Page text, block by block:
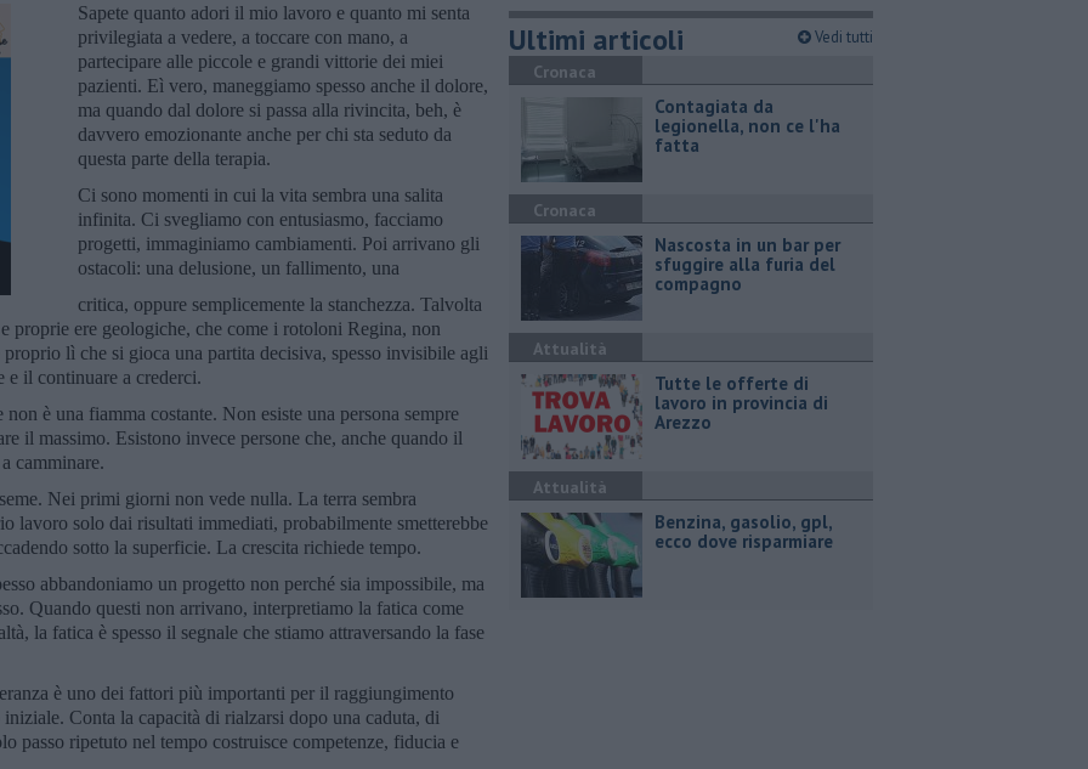
Sapete quanto adori il mio lavoro e quanto mi senta
privilegiata a vedere, a toccare con mano, a
partecipare alle piccole e grandi vittorie dei miei
pazienti. Eì vero, maneggiamo spesso anche il dolore,
ma quando dal dolore si passa alla rivincita, beh, è
davvero emozionante anche per chi sta seduto da
questa parte della terapia.
Ci sono momenti in cui la vita sembra una salita
infinita. Ci svegliamo con entusiasmo, facciamo
progetti, immaginiamo cambiamenti. Poi arrivano gli
ostacoli: una delusione, un fallimento, una
critica, oppure semplicemente la stanchezza. Talvolta
proprie ere geologiche, che come i rotoloni Regina, non
lì che si gioca una partita decisiva, spesso invisibile agli
e il continuare a crederci.
è una fiamma costante. Non esiste una persona sempre
il massimo. Esistono invece persone che, anche quando il
camminare.
Nei primi giorni non vede nulla. La terra sembra
lavoro solo dai risultati immediati, probabilmente smetterebbe
sotto la superficie. La crescita richiede tempo.
abbandoniamo un progetto non perché sia impossibile, ma
Quando questi non arrivano, interpretiamo la fatica come
la fatica è spesso il segnale che stiamo attraversando la fase
è uno dei fattori più importanti per il raggiungimento
Conta la capacità di rialzarsi dopo una caduta, di
passo ripetuto nel tempo costruisce competenze, fiducia e
Ultimi articoli Vedi tutti
Cronaca
Contagiata da
legionella, non ce l'ha
fatta
Cronaca
Nascosta in un bar per
sfuggire alla furia del
compagno
Attualità
​Tutte le offerte di
lavoro in provincia di
Arezzo
Attualità
​Benzina, gasolio, gpl,
ecco dove risparmiare